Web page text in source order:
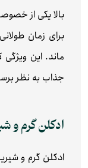
بالا یکی از
برای زمان
ماند. این
جذاب به نظر
ادکلن گرم و
ادکلن گرم و